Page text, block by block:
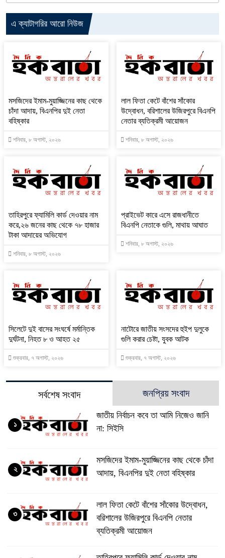
এ ক্যাটাগরির আরো নিউজ
মসজিদের ইমাম-মুয়াজ্জিনের কাছ থেকে
চাঁদা আদায়, বিএনপির দুই নেতা
বহিষ্কার
শনিবার, ৮ অগাস্ট, ২০২৬
‎লাল ফিতা কেটে বাঁশের সাঁকোর
উদ্বোধন, বরিশালের উজিরপুরে বিএনপি
নেতার ব্যতিক্রমী আয়োজন
শনিবার, ৮ অগাস্ট, ২০২৬
তাহিরপুরে ফ্যামিলি কার্ড দেওয়ার নাম
করে,২৬ জনের কাছ থেকে ৭৮ হাজার
টাকা আদায়ের অভিযোগ
শনিবার, ৮ অগাস্ট, ২০২৬
প্রাইভেট কারে এসে রাজধানীতে
বিএনপি নেতাকে গুলি, মাথায় আঘাত
শনিবার, ৮ অগাস্ট, ২০২৬
সিলেটে দুই বাসের সংঘর্ষে মর্মান্তিক
দুর্ঘটনা, নিহত ৮ ও আহত ২৫
শুক্রবার, ৭ অগাস্ট, ২০২৬
নাটোরে জাতীয় সংসদের হুইপ দুলুকে
গুলি করার চেষ্টা, যুবক আটক
শুক্রবার, ৭ অগাস্ট, ২০২৬
সর্বশেষ সংবাদ জনপ্রিয় সংবাদ
জাতীয় নির্বাচন কবে তা আমি নিজেও জানি
না: সিইসি
১
মসজিদের ইমাম-মুয়াজ্জিনের কাছ থেকে চাঁদা
আদায়, বিএনপির দুই নেতা বহিষ্কার
২
‎লাল ফিতা কেটে বাঁশের সাঁকোর উদ্বোধন,
বরিশালের উজিরপুরে বিএনপি নেতার
ব্যতিক্রমী আয়োজন
৩